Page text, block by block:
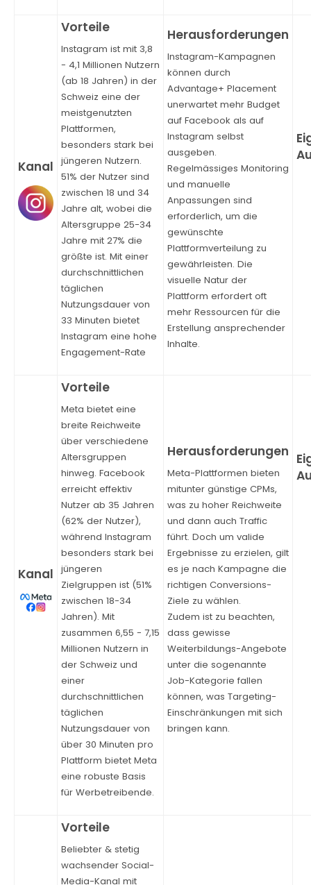
Instagram ist mit 3,8
- 4,1 Millionen Nutzern
(ab 18 Jahren) in der
Schweiz eine der
meistgenutzten
Plattformen,
besonders stark bei
jüngeren Nutzern.
51% der Nutzer sind
zwischen 18 und 34
Jahre alt, wobei die
Altersgruppe 25-34
Jahre mit 27% die
größte ist. Mit einer
durchschnittlichen
täglichen
Nutzungsdauer von
33 Minuten bietet
Instagram eine hohe
Engagement-Rate
Instagram-Kampagnen
können durch
Advantage+ Placement
unerwartet mehr Budget
auf Facebook als auf
Instagram selbst
ausgeben.
Regelmässiges Monitoring
und manuelle
Anpassungen sind
erforderlich, um die
gewünschte
Plattformverteilung zu
gewährleisten. Die
visuelle Natur der
Plattform erfordert oft
mehr Ressourcen für die
Erstellung ansprechender
Inhalte.
Meta bietet eine
breite Reichweite
über verschiedene
Altersgruppen
hinweg. Facebook
erreicht effektiv
Nutzer ab 35 Jahren
(62% der Nutzer),
während Instagram
besonders stark bei
jüngeren
Zielgruppen ist (51%
zwischen 18-34
Jahren). Mit
zusammen 6,55 - 7,15
Millionen Nutzern in
der Schweiz und
einer
durchschnittlichen
täglichen
Nutzungsdauer von
über 30 Minuten pro
Plattform bietet Meta
eine robuste Basis
für Werbetreibende.
Meta-Plattformen bieten
mitunter günstige CPMs,
was zu hoher Reichweite
und dann auch Traffic
führt. Doch um valide
Ergebnisse zu erzielen, gilt
es je nach Kampagne die
richtigen Conversions-
Ziele zu wählen.
Zudem ist zu beachten,
dass gewisse
Weiterbildungs-Angebote
unter die sogenannte
Job-Kategorie fallen
können, was Targeting-
Einschränkungen mit sich
bringen kann.
Beliebter & stetig
wachsender Social-
Media-Kanal mit